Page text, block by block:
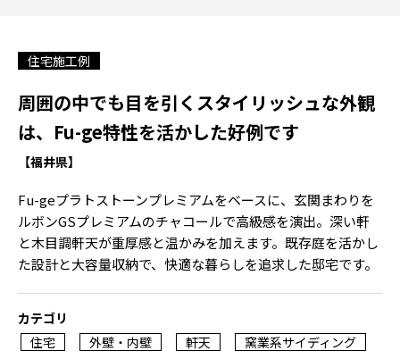
住宅施工例
周囲の中でも目を引くスタイリッシュな外観
は、Fu-ge特性を活かした好例です
【福井県】
Fu-geプラトストーンプレミアムをベースに、玄関まわりを
ルボンGSプレミアムのチャコールで高級感を演出。深い軒
と木目調軒天が重厚感と温かみを加えます。既存庭を活かし
た設計と大容量収納で、快適な暮らしを追求した邸宅です。
カテゴリ
住宅
外壁・内壁 軒天
窯業系サイディング